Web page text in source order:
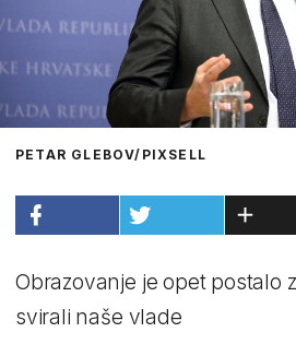
PETAR GLEBOV/PIXSELL
Obrazovanje je opet postalo
svirali naše vlade